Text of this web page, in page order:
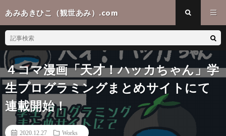
あみあきひこ（観世あみ）.com
４コマ漫画「天才！ハッカちゃん」学
生プログラミングまとめサイトにて
連載開始！
2020.12.27 Works